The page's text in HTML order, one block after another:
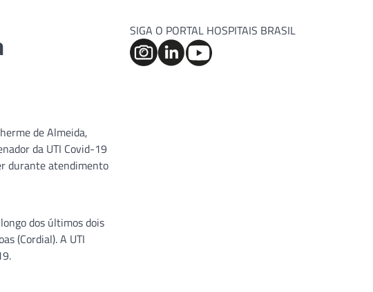
de Almeida,
da UTI Covid-19
durante atendimento
dos últimos dois
(Cordial). A UTI
SIGA O PORTAL HOSPITAIS BRASIL